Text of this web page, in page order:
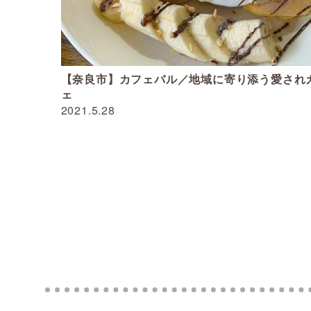
2021.5.28
【奈良市】カフェバル／地域に寄り添う愛され
ェ